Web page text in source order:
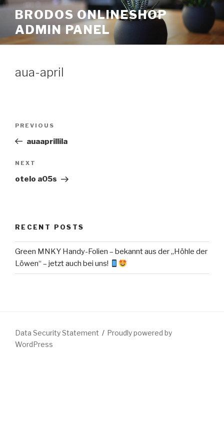
Skip
content
BRODOS ONLINESHOP
ADMIN PANEL
aua-april
Previous
Post
PREVIOUS
auaaprillila
Next
Post
NEXT
otelo a05s
RECENT POSTS
Green MNKY Handy-Folien – bekannt aus der „Höhle der
Löwen“ – jetzt auch bei uns!
Data Security Statement
Proudly powered by
WordPress